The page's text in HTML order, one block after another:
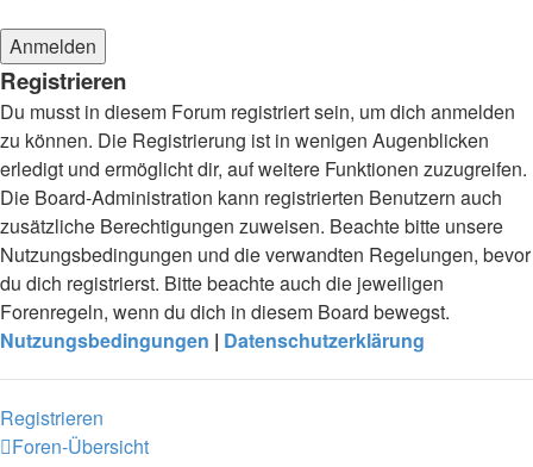
Registrieren
Du musst in diesem Forum registriert sein, um dich anmelden
zu können. Die Registrierung ist in wenigen Augenblicken
erledigt und ermöglicht dir, auf weitere Funktionen zuzugreifen.
Die Board-Administration kann registrierten Benutzern auch
zusätzliche Berechtigungen zuweisen. Beachte bitte unsere
Nutzungsbedingungen und die verwandten Regelungen, bevor
du dich registrierst. Bitte beachte auch die jeweiligen
Forenregeln, wenn du dich in diesem Board bewegst.
Nutzungsbedingungen | Datenschutzerklärung
Registrieren
Foren-Übersicht